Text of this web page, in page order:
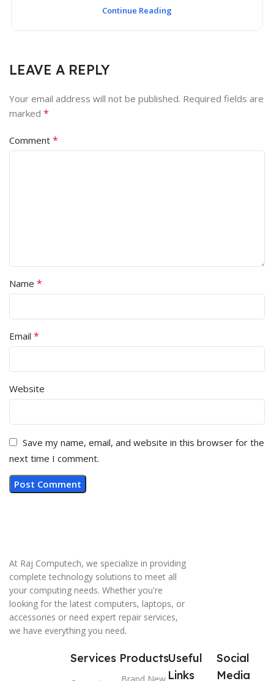
Continue Reading
LEAVE A REPLY
Your email address will not be published. Required fields are
marked *
Comment *
Name *
Email *
Website
Save my name, email, and website in this browser for the
next time I comment.
At Raj Computech, we specialize in providing
complete technology solutions to meet all
your computing needs. Whether you're
looking for the latest computers, laptops, or
accessories or need expert repair services,
we have everything you need.
Services Products
Brand New
Useful
Links
Social
Media